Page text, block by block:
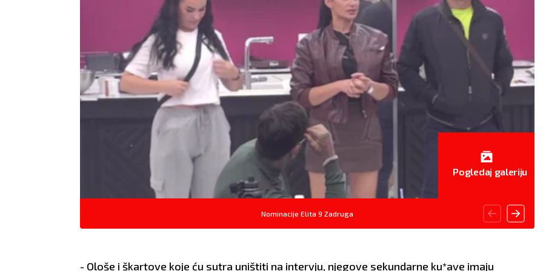
Nominacije Elita 9 Zadruga
Pogledaj galeriju
- Ološe i škartove koje ću sutra uništiti na intervju, njegove sekundarne ku*ave imaju